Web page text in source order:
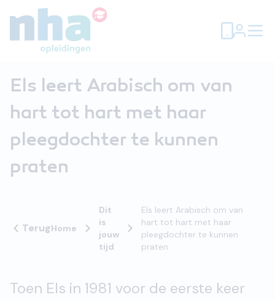
Els leert Arabisch om van
hart tot hart met haar
pleegdochter te kunnen
praten
TerugHome
Dit
is
jouw
tijd
Els leert Arabisch om van
hart tot hart met haar
pleegdochter te kunnen
praten
Toen Els in 1981 voor de eerste keer